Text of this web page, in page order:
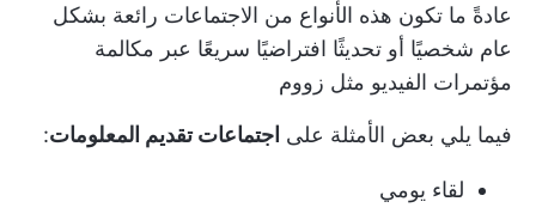
عادةً ما تكون هذه الأنواع من الاجتماعات رائعة بشكل
عام شخصيًا أو تحديثًا افتراضيًا سريعًا عبر مكالمة
مؤتمرات الفيديو مثل زووم
فيما يلي بعض الأمثلة على اجتماعات تقديم المعلومات:
لقاء يومي